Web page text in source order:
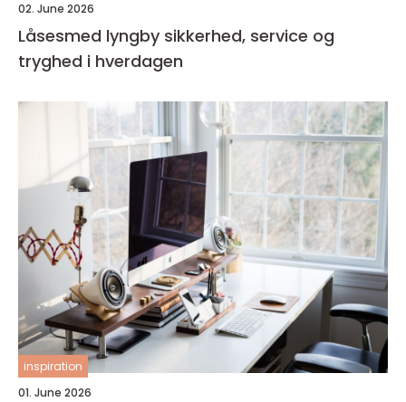
02. June 2026
Låsesmed lyngby sikkerhed, service og
tryghed i hverdagen
inspiration
01. June 2026